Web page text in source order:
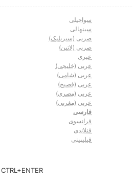
سواحیلی
سینهالی
صربی (سیریلیک)
صربی (لاتین)
عبری
عربی (خلیجی)
عربی (شامی)
عربی (فصیح)
عربی (مصری)
عربی (مغربی)
فارسی
فرانسوی
فنلاندی
فیلیپینی
CTRL+ENTER | خطای نگارشی یا مشکل ترجمه پیدا کردید؟ - ✎